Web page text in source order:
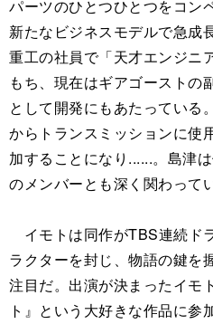
パーツのひとつひとつをコン
新たなビジネスモデルで急成
重工の社員で「天才エンジニ
もち、現在はギアゴーストの
として開発にもあたっている
からトランスミッションに使
加することになり......。島津
のメンバーとも深く関わって
イモトは同作がTBS連続ド
ラクターを封じ、物語の鍵を
注目だ。出演が決まったイモ
ト』という大好きな作品に参